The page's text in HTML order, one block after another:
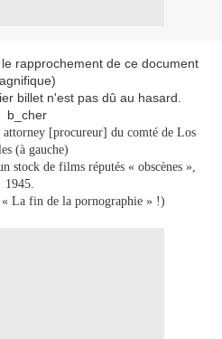
rapprochement de ce document
billet n'est pas dû au hasard.
[procureur] du comté de Los
(à gauche)
stock de films réputés « obscènes »,
1945.
La fin de la pornographie » !)